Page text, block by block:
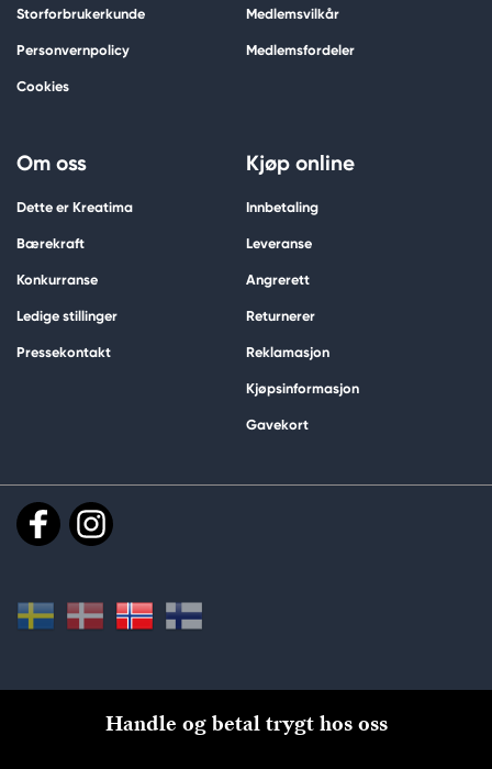
Storforbrukerkunde
Personvernpolicy
Cookies
Medlemsvilkår
Medlemsfordeler
Om oss
Dette er Kreatima
Bærekraft
Konkurranse
Ledige stillinger
Pressekontakt
Kjøp online
Innbetaling
Leveranse
Angrerett
Returnerer
Reklamasjon
Kjøpsinformasjon
Gavekort
Handle og betal trygt hos oss